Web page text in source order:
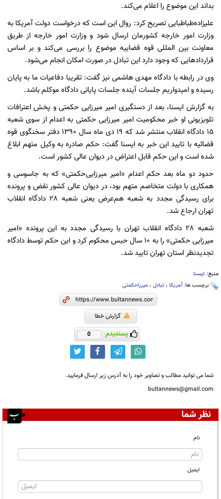
بداند این موضوع را اعلام می‌کند.
علیزاده‌طباطبایی تصریح کرد:‌ روال این است که درخواست دولت آمریکا به
وزارت امور خارجه کشورمان ارسال شود و وزارت امور خارجه از طریق
معاونت بین المللی قوه قضاییه موضوع را بررسی می‌کند و بر اساس
قراردادهایی که وجود دارد این تبادل در صورت امکان انجام می‌شود.
وی در رابطه با دادگاه مهدی هاشمی نیز گفت: تقریبا دفاعیات ما به پایان
رسیده و امیدواریم جلسات آینده جلسات پایانی دادگاه موکلم باشد.
به گزارش ایسنا، بعد از دستگیری امیر میرزایی حکمتی و پخش اعترافات
تلویزیونی او خبر محکومیت امیر میرزایی حکمتی به اعدام از سوی شعبه
15 دادگاه انقلاب منتشر شد که ۱۹ دی ماه سال ۱۳۹۰ دفتر سخنگوی قوه
قضائیه با تایید این خبر به ایسنا گفت: حکم صادره به وکیل متهم ابلاغ
شده است و این حکم قابل اعتراض در دیوان عالی کشور است.
حدود دو ماه بعد حکم اعدام «امیر میرزایی‌حکمتی» که به جاسوسی و
همکاری با دولت متخاصم متهم بود، در دیوان عالی کشور نقض و پرونده
برای رسیدگی مجدد به شعبه هم‌عرض یعنی شعبه 28 دادگاه انقلاب
تهران ارجاع شد.
شعبه 28 دادگاه انقلاب تهران با رسیدگی مجدد به این پرونده «امیر
میرزایی حکمتی» را به 10 سال حبس محکوم کرد و این حکم توسط دادگاه
تجدیدنظر استان تهران تایید شد.
منبع: ایسنا
برچسب ها:آمریکا ، تبادل ، میرزاحکمتی
گزارش خطا
پسندیدم 0
شما می توانید مطالب و تصاویر خود را به آدرس زیر ارسال فرمایید.
bultannews@gmail.com
نظر شما
نام
ایمیل